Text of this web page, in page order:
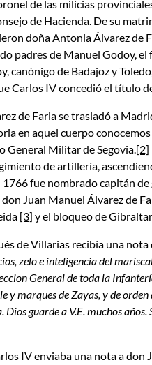
de las milicias
de Hacienda. De su
doña Antonia Álvarez de
padres de Manuel Godoy,
canónigo de Badajoz y
Carlos IV concedió el título
de Faria se trasladó a
en aquel cuerpo
General Militar de Segovia.[2]
de artillería,
fue nombrado capitán
Juan Manuel Álvarez de
[3] y el bloqueo de
de Villarias recibía una
zelo e inteligencia del
General de toda la
y marques de Zayas, y de
guarde a V.E. muchos
IV enviaba una nota a don